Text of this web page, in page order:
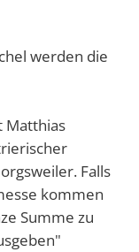
werden die
Matthias
Falls
kommen
Summe zu